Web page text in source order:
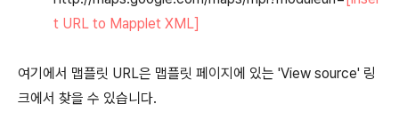
t URL to Mapplet XML]
여기에서 맵플릿 URL은 맵플릿 페이지에 있는 'View source' 링
크에서 찾을 수 있습니다.